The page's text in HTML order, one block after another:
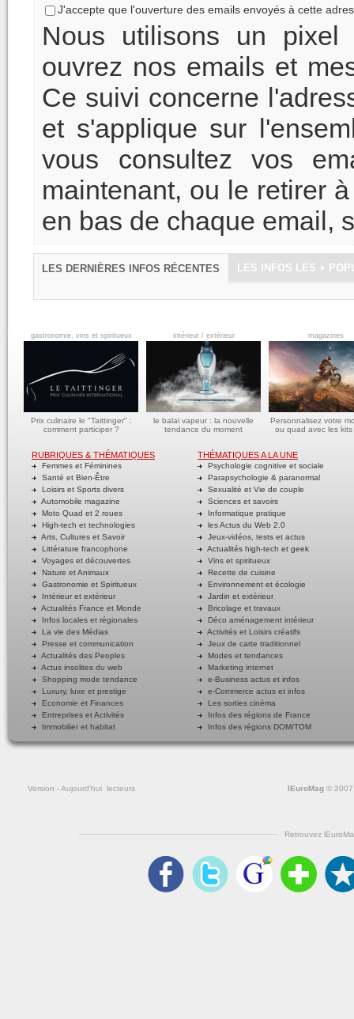
J'accepte que l'ouverture des emails envoyés à cette
Nous utilisons un
ouvrez nos emails et
Ce suivi concerne
et s'applique sur
vous consultez vos
maintenant, ou le retirer
en bas de chaque email,
LES DERNIÈRES INFOS RÉCENTES LES INFOS LES +
gastronomie, vins et spiritueux
Prix culinaire le "Taittinger" :
comment participer ?
intérieur / extérieur
le balai vapeur : la nouvelle
tendance du moment
magazines
Personnalisez votre
ou quad avec les
RUBRIQUES & THÉMATIQUES
Femmes et Féminines
Santé et Bien-Être
Loisirs et Sports divers
Automobile magazine
Moto Quad et 2 roues
High-tech et technologies
Arts, Cultures et Savoir
Littérature francophone
Voyages et découvertes
Nature et Animaux
Gastronomie et Spiritueux
Intérieur et extérieur
Actualités France et Monde
Infos locales et régionales
La vie des Médias
Presse et communication
Actualités des Peoples
Actus insolites du web
Shopping mode tendance
Luxury, luxe et prestige
Economie et Finances
Entreprises et Activités
Immobilier et habitat
THÉMATIQUES A LA UNE
Psychologie cognitive et sociale
Parapsychologie & paranormal
Sexualité et Vie de couple
Sciences et savoirs
Informatique pratique
les Actus du Web 2.0
Jeux-vidéos, tests et actus
Actualités high-tech et geek
Vins et spiritueux
Recette de cuisine
Environnement et écologie
Jardin et extérieur
Bricolage et travaux
Déco aménagement intérieur
Activités et Loisirs créatifs
Jeux de carte traditionnel
Modes et tendances
Marketing internet
e-Business actus et infos
e-Commerce actus et infos
Les sorties cinéma
Infos des régions de France
Infos des régions DOM/TOM
Version- Aujourd'hui lecteurs lEuroMag ©
Retrouvez